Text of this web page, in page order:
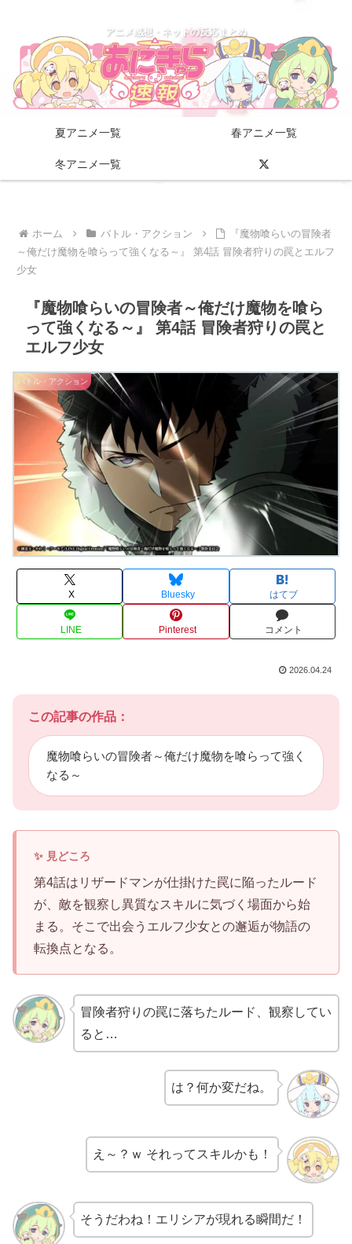
アニメ感想・ネットの反応まとめ
夏アニメ一覧 春アニメ一覧
冬アニメ一覧
ホーム バトル・アクション
『魔物喰らいの冒険者
～俺だけ魔物を喰らって強くなる～』 第4話 冒険者狩りの罠とエルフ
少女
『魔物喰らいの冒険者～俺だけ魔物を喰ら
って強くなる～』 第4話 冒険者狩りの罠と
エルフ少女
バトル・アクション
X Bluesky はてブ
LINE Pinterest コメント
2026.04.24
この記事の作品：
魔物喰らいの冒険者～俺だけ魔物を喰らって強く
なる～
第4話はリザードマンが仕掛けた罠に陥ったルード
が、敵を観察し異質なスキルに気づく場面から始
まる。そこで出会うエルフ少女との邂逅が物語の
転換点となる。
冒険者狩りの罠に落ちたルード、観察してい
ると…
は？何か変だね。
え～？ｗ それってスキルかも！
そうだわね！エリシアが現れる瞬間だ！